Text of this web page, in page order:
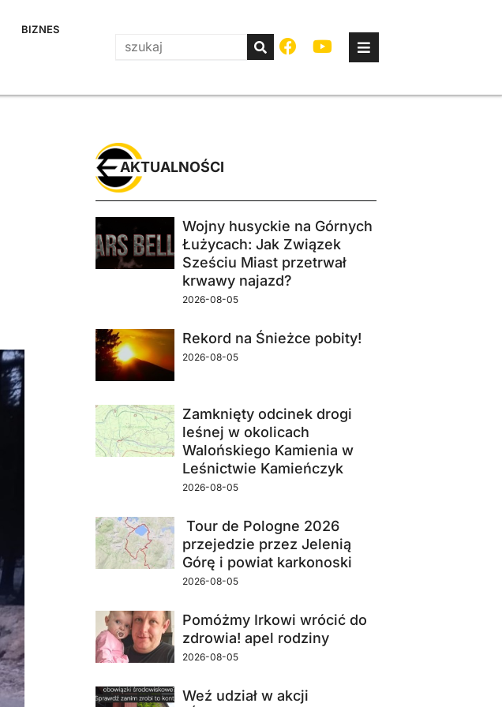
BIZNES
Wojny husyckie na Górnych
Łużycach: Jak Związek
Sześciu Miast przetrwał
krwawy najazd?
2026-08-05
Rekord na Śnieżce pobity!
2026-08-05
Zamknięty odcinek drogi
leśnej w okolicach
Walońskiego Kamienia w
Leśnictwie Kamieńczyk
2026-08-05
Tour de Pologne 2026
przejedzie przez Jelenią
Górę i powiat karkonoski
2026-08-05
Pomóżmy Irkowi wrócić do
zdrowia! apel rodziny
2026-08-05
Weź udział w akcji
AKTUALNOŚCI